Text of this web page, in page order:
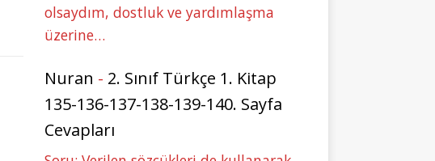
olsaydım, dostluk ve yardımlaşma
üzerine…
Nuran - 2. Sınıf Türkçe 1. Kitap
135-136-137-138-139-140. Sayfa
Cevapları